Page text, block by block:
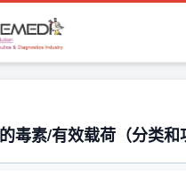
毒素/有效载荷（分类和